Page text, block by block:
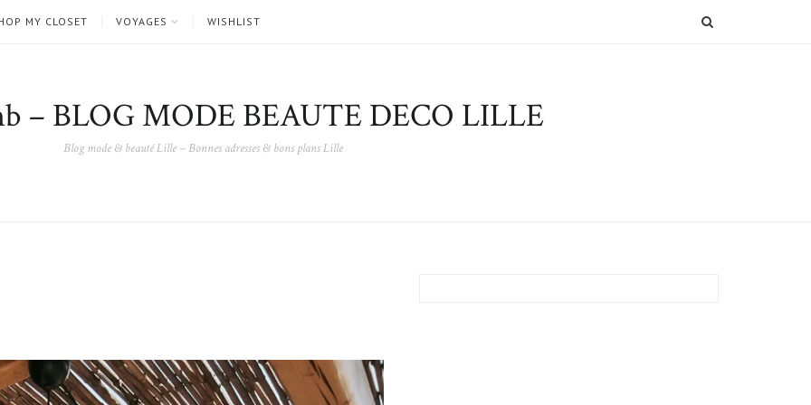
MY CLOSET VOYAGES WISHLIST
– BLOG MODE BEAUTE DECO LILLE
Blog mode & beauté Lille – Bonnes adresses & bons plans Lille